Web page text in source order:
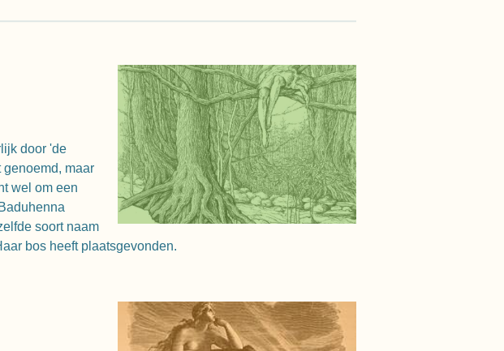
door 'de
maar
wel om een
soort naam
bos heeft plaatsgevonden.